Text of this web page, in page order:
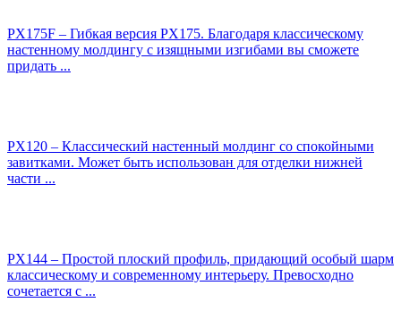
PX175F – Гибкая версия PХ175. Благодаря классическому
настенному молдингу с изящными изгибами вы сможете
придать ...
PX120 – Классический настенный молдинг со спокойными
завитками. Может быть использован для отделки нижней
части ...
PX144 – Простой плоский профиль, придающий особый шарм
классическому и современному интерьеру. Превосходно
сочетается с ...